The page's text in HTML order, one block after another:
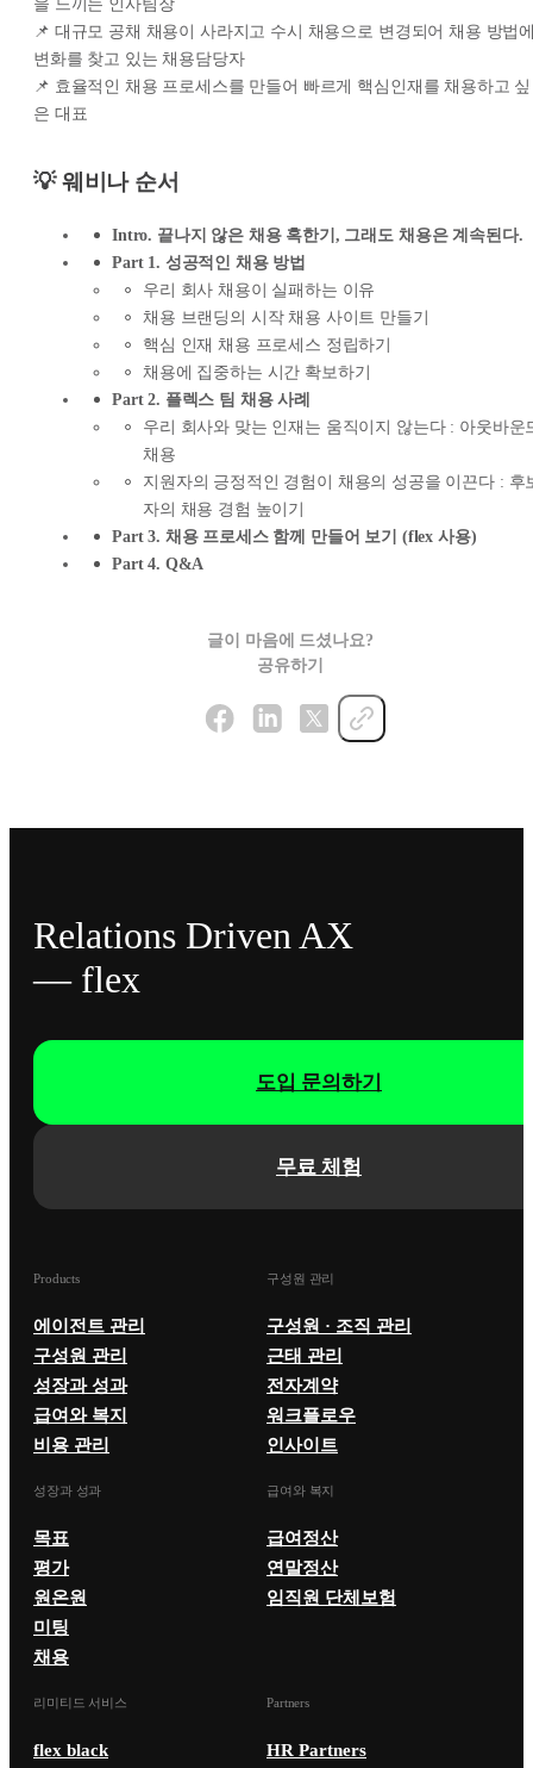
을 느끼는 인사팀장
📌 대규모 공채 채용이 사라지고 수시 채용으로 변경되어 채용 방법
변화를 찾고 있는 채용담당자
📌 효율적인 채용 프로세스를 만들어 빠르게 핵심인재를 채용하고 싶
은 대표
💡 웨비나 순서
Intro. 끝나지 않은 채용 혹한기, 그래도 채용은 계속된다.
Part 1. 성공적인 채용 방법
우리 회사 채용이 실패하는 이유
채용 브랜딩의 시작 채용 사이트 만들기
핵심 인재 채용 프로세스 정립하기
채용에 집중하는 시간 확보하기
Part 2. 플렉스 팀 채용 사례
우리 회사와 맞는 인재는 움직이지 않는다 : 아웃바운
채용
지원자의 긍정적인 경험이 채용의 성공을 이끈다 : 후
자의 채용 경험 높이기
Part 3. 채용 프로세스 함께 만들어 보기 (flex 사용)
Part 4. Q&A
글이 마음에 드셨나요?
공유하기
Relations Driven AX
— flex
무료 체험
도입 문의하기
Products
에이전트 관리
구성원 관리
성장과 성과
급여와 복지
비용 관리
구성원 관리
구성원 · 조직 관리
근태 관리
전자계약
워크플로우
인사이트
성장과 성과
목표
평가
원온원
미팅
채용
급여와 복지
급여정산
연말정산
임직원 단체보험
리미티드 서비스
flex black
Partners
HR Partners